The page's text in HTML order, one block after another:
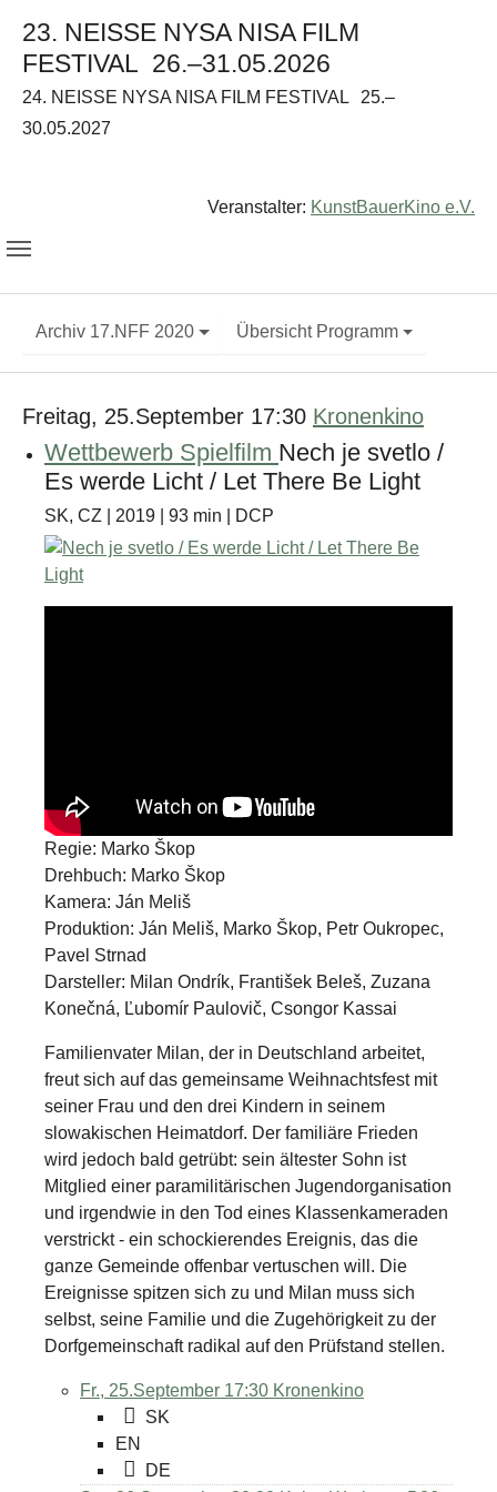
23. NEISSE NYSA NISA FILM
FESTIVAL 26.–31.05.2026
24. NEISSE NYSA NISA FILM FESTIVAL
25.–
30.05.2027
Veranstalter: KunstBauerKino e.V.
Archiv 17.NFF 2020 Übersicht Programm
Freitag, 25.September 17:30 Kronenkino
Wettbewerb Spielfilm Nech je svetlo /
Es werde Licht / Let There Be Light
SK, CZ | 2019 | 93 min | DCP
Regie: Marko Škop
Drehbuch: Marko Škop
Kamera: Ján Meliš
Produktion: Ján Meliš, Marko Škop, Petr Oukropec,
Pavel Strnad
Darsteller: Milan Ondrík, František Beleš, Zuzana
Konečná, Ľubomír Paulovič, Csongor Kassai
Familienvater Milan, der in Deutschland arbeitet,
freut sich auf das gemeinsame Weihnachtsfest mit
seiner Frau und den drei Kindern in seinem
slowakischen Heimatdorf. Der familiäre Frieden
wird jedoch bald getrübt: sein ältester Sohn ist
Mitglied einer paramilitärischen Jugendorganisation
und irgendwie in den Tod eines Klassenkameraden
verstrickt - ein schockierendes Ereignis, das die
ganze Gemeinde offenbar vertuschen will. Die
Ereignisse spitzen sich zu und Milan muss sich
selbst, seine Familie und die Zugehörigkeit zu der
Dorfgemeinschaft radikal auf den Prüfstand stellen.
Fr., 25.September 17:30 Kronenkino
SK
EN
DE